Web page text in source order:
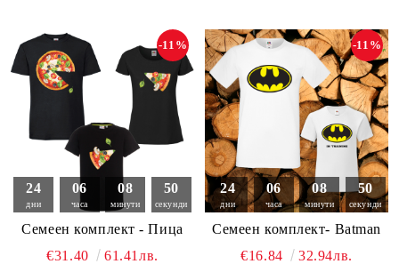
24
дни
06
часа
08
минути
49
секунди
Семеен комплект - Пица
-11%
€31.40 61.41лв.
24
дни
06
часа
08
минути
49
секунди
Семеен комплект- Batman
-11%
€16.84 32.94лв.